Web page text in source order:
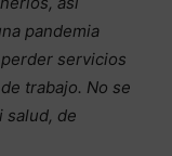
pandemia
servicios
trabajo. No se
salud, de